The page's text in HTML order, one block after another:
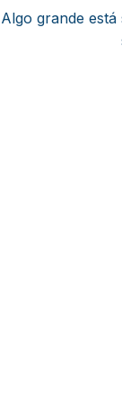
Algo grande